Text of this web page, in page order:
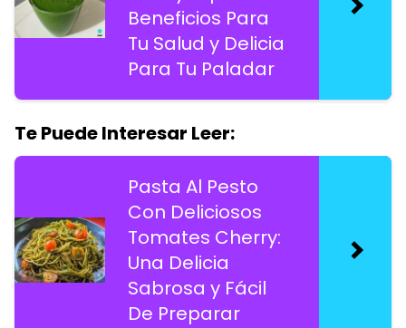
Beneficios Para
Tu Salud y Delicia
Para Tu Paladar
Te Puede Interesar Leer:
Pasta Al Pesto
Con Deliciosos
Tomates Cherry:
Una Delicia
Sabrosa y Fácil
De Preparar